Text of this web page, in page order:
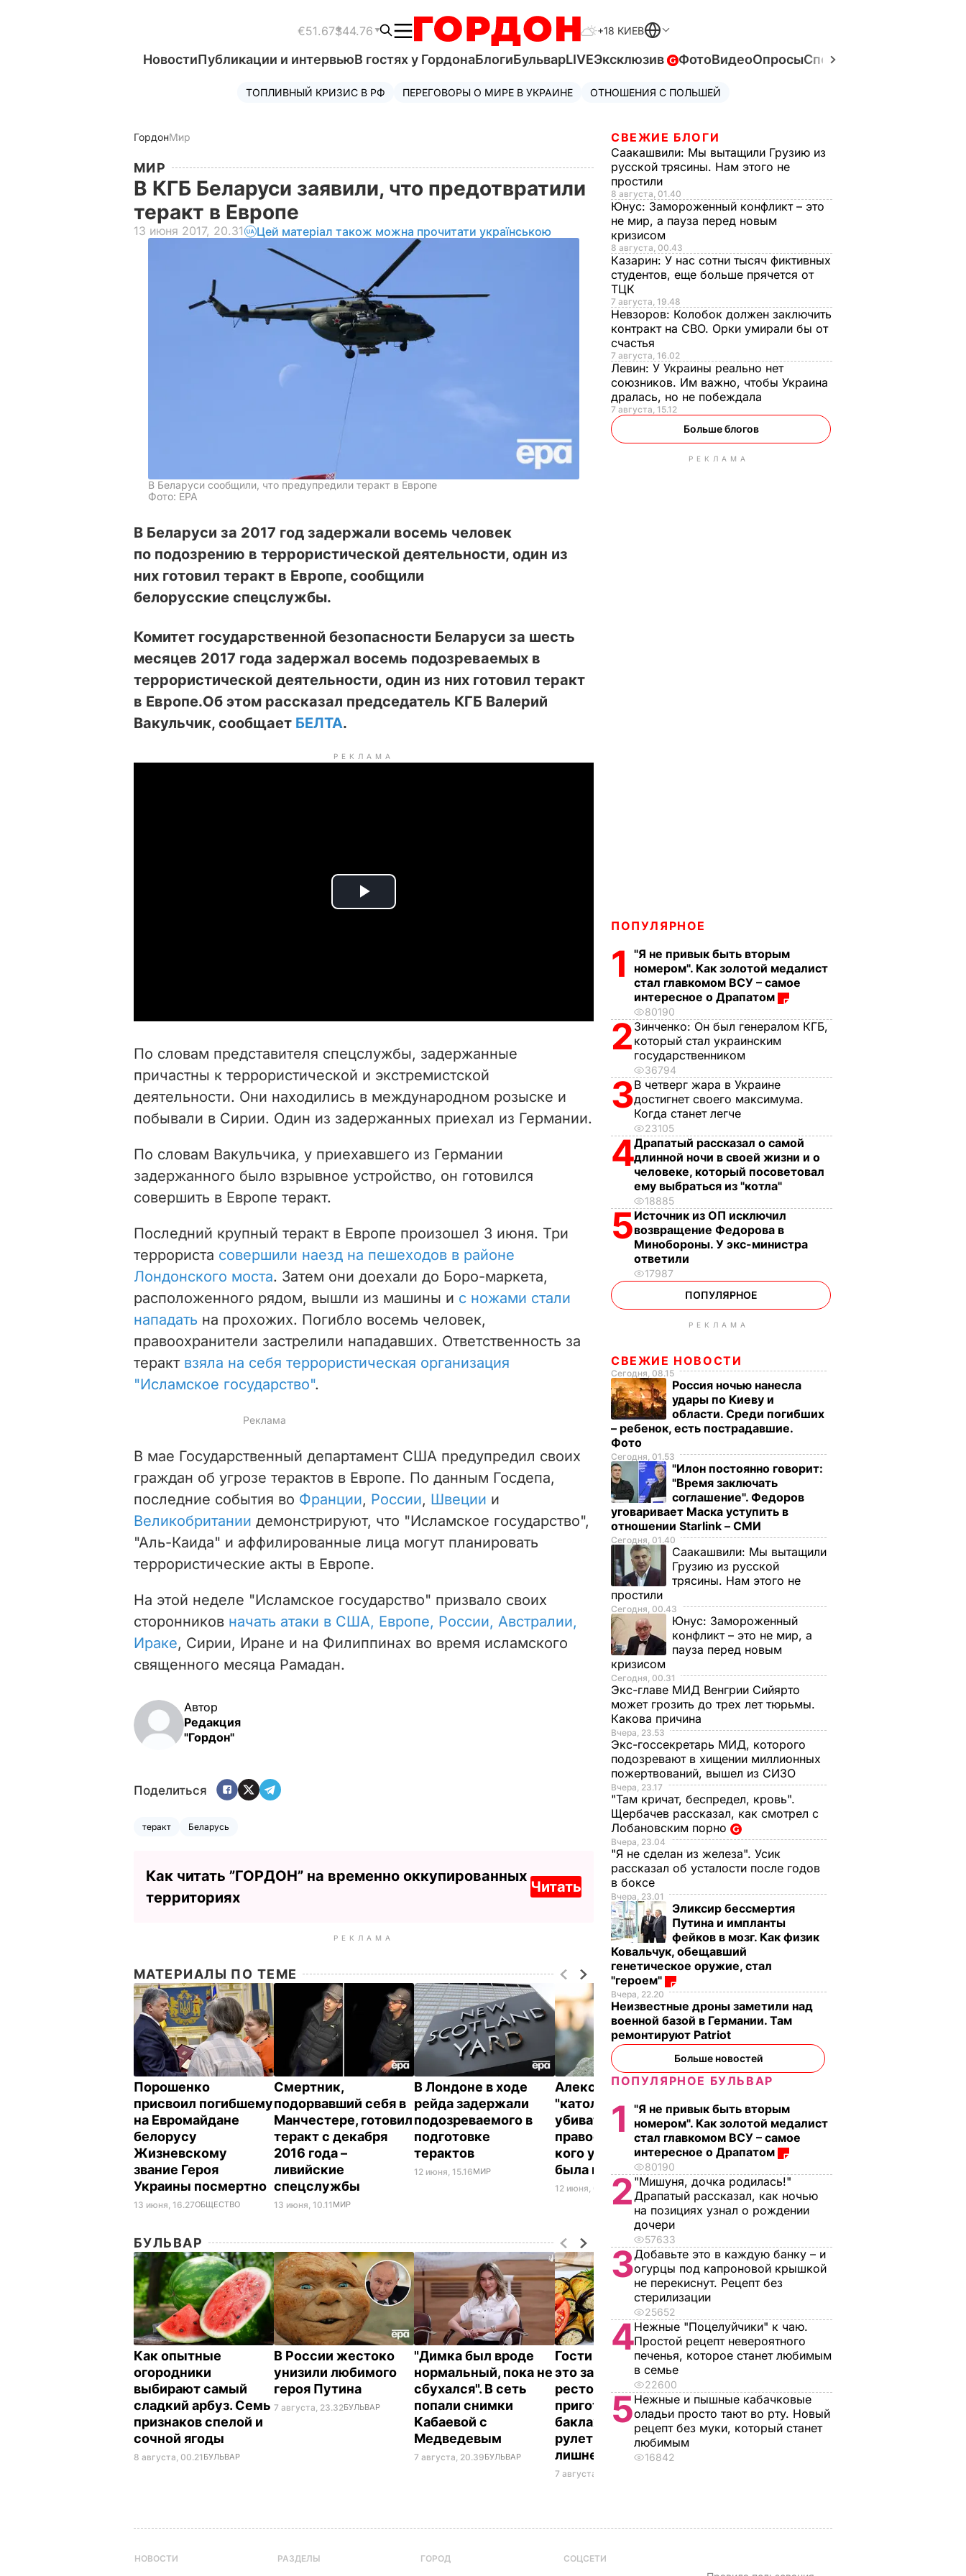
€51.67$44.76 +18 КИЕВ
НовостиПубликации и интервьюВ гостях у ГордонаБлогиБульварLIVEЭксклюзив ФотоВидеоОпросыСпецпроекты
ТОПЛИВНЫЙ КРИЗИС В РФ ПЕРЕГОВОРЫ О МИРЕ В УКРАИНЕ ОТНОШЕНИЯ С ПОЛЬШЕЙ
ГордонМир
МИР
В КГБ Беларуси заявили, что предотвратили
теракт в Европе
13 июня 2017, 20.31 Цей матеріал також можна прочитати українською
В Беларуси сообщили, что предупредили теракт в Европе
Фото: ЕРА
В Беларуси за 2017 год задержали восемь человек
по подозрению в террористической деятельности, один из
них готовил теракт в Европе, сообщили
белорусские спецслужбы.
Комитет государственной безопасности Беларуси за шесть
месяцев 2017 года задержал восемь подозреваемых в
террористической деятельности, один из них готовил теракт
в Европе.Об этом рассказал председатель КГБ Валерий
Вакульчик, сообщает БЕЛТА.
РЕКЛАМА
P
i
d
e
o
По словам представителя спецслужбы, задержанные
причастны к террористической и экстремистской
деятельности. Они находились в международном розыске и
побывали в Сирии. Один из задержанных приехал из Германии.
По словам Вакульчика, у приехавшего из Германии
задержанного было взрывное устройство, он готовился
совершить в Европе теракт.
Последний крупный теракт в Европе произошел 3 июня. Три
террориста совершили наезд на пешеходов в районе
Лондонского моста. Затем они доехали до Боро-маркета,
расположенного рядом, вышли из машины и с ножами стали
нападать на прохожих. Погибло восемь человек,
правоохранители застрелили нападавших. Ответственность за
теракт взяла на себя террористическая организация
"Исламское государство".
В мае Государственный департамент США предупредил своих
граждан об угрозе терактов в Европе. По данным Госдепа,
последние события во Франции, России, Швеции и
Великобритании демонстрируют, что "Исламское государство",
"Аль-Каида" и аффилированные лица могут планировать
террористические акты в Европе.
На этой неделе "Исламское государство" призвало своих
сторонников начать атаки в США, Европе, России, Австралии,
Ираке, Сирии, Иране и на Филиппинах во время исламского
священного месяца Рамадан.
Автор
Редакция
"Гордон"
Поделиться
теракт Беларусь
Как читать ”ГОРДОН” на временно оккупированных
территориях
Читать
РЕКЛАМА
МАТЕРИАЛЫ ПО ТЕМЕ
Порошенко
присвоил погибшему
на Евромайдане
белорусу
Жизневскому
звание Героя
Украины посмертно
13 июня, 16.27ОБЩЕСТВО
Смертник,
подорвавший себя в
Манчестере, готовил
теракт с декабря
2016 года –
ливийские
спецслужбы
13 июня, 10.11 МИР
В Лондоне в ходе
рейда задержали
подозреваемого в
подготовке
терактов
12 июня, 15.16МИР
Алексиевич о фразе
"католики будут
убивать
православных или
кого угодно": Это
была метафора
12 июня, 00.35МИР
Полиция
Манчестера
отпустила всех
задержанных в связи
с терактом на
11 июня, 22.46МИР
БУЛЬВАР
Как опытные
огородники
выбирают самый
сладкий арбуз. Семь
признаков спелой и
сочной ягоды
8 августа, 00.21 БУЛЬВАР
В России жестоко
унизили любимого
героя Путина
7 августа, 23.32БУЛЬВАР
"Димка был вроде
нормальный, пока не
сбухался". В сеть
попали снимки
Кабаевой с
Медведевым
7 августа, 20.39БУЛЬВАР
Гости думают, что
это закуска из
ресторана. Как
приготовить нежные
баклажанные
рулетики без
лишнего жира
7 августа, 20.17
"Ничего навязывать
рассказал, какую
профессию выбрал
его сын
СВЕЖИЕ БЛОГИ
Саакашвили: Мы вытащили Грузию из
русской трясины. Нам этого не
простили
8 августа, 01.40
Юнус: Замороженный конфликт – это
не мир, а пауза перед новым
кризисом
8 августа, 00.43
Казарин: У нас сотни тысяч фиктивных
студентов, еще больше прячется от
ТЦК
7 августа, 19.48
Невзоров: Колобок должен заключить
контракт на СВО. Орки умирали бы от
счастья
7 августа, 16.02
Левин: У Украины реально нет
союзников. Им важно, чтобы Украина
дралась, но не побеждала
7 августа, 15.12
Больше блогов
РЕКЛАМА
ПОПУЛЯРНОЕ
1
"Я не привык быть вторым
номером". Как золотой медалист
стал главкомом ВСУ – самое
интересное о Драпатом
80190
2 Зинченко: Он был генералом КГБ,
который стал украинским
государственником
36794
3В четверг жара в Украине
достигнет своего максимума.
Когда станет легче
23105
4Драпатый рассказал о самой
длинной ночи в своей жизни и о
человеке, который посоветовал
ему выбраться из "котла"
18885
5Источник из ОП исключил
возвращение Федорова в
Минобороны. У экс-министра
ответили
17987
ПОПУЛЯРНОЕ
РЕКЛАМА
СВЕЖИЕ НОВОСТИ
Сегодня, 08.15
Россия ночью нанесла
удары по Киеву и
области. Среди погибших
– ребенок, есть пострадавшие.
Фото
Сегодня, 01.53
"Илон постоянно говорит:
"Время заключать
соглашение". Федоров
уговаривает Маска уступить в
отношении Starlink – СМИ
Сегодня, 01.40
Саакашвили: Мы вытащили
Грузию из русской
трясины. Нам этого не
простили
Сегодня, 00.43
Юнус: Замороженный
конфликт – это не мир, а
пауза перед новым
кризисом
Сегодня, 00.31
Экс-главе МИД Венгрии Сийярто
может грозить до трех лет тюрьмы.
Какова причина
Вчера, 23.53
Экс-госсекретарь МИД, которого
подозревают в хищении миллионных
пожертвований, вышел из СИЗО
Вчера, 23.17
"Там кричат, беспредел, кровь".
Щербачев рассказал, как смотрел с
Лобановским порно
Вчера, 23.04
"Я не сделан из железа". Усик
рассказал об усталости после годов
в боксе
Вчера, 23.01
Эликсир бессмертия
Путина и импланты
фейков в мозг. Как физик
Ковальчук, обещавший
генетическое оружие, стал
"героем"
Вчера, 22.20
Неизвестные дроны заметили над
военной базой в Германии. Там
ремонтируют Patriot
Больше новостей
ПОПУЛЯРНОЕ БУЛЬВАР
1
"Я не привык быть вторым
номером". Как золотой медалист
стал главкомом ВСУ – самое
интересное о Драпатом
80190
2 "Мишуня, дочка родилась!"
Драпатый рассказал, как ночью
на позициях узнал о рождении
дочери
57633
3Добавьте это в каждую банку – и
огурцы под капроновой крышкой
не перекиснут. Рецепт без
стерилизации
25652
4Нежные "Поцелуйчики" к чаю.
Простой рецепт невероятного
печенья, которое станет любимым
в семье
22600
5Нежные и пышные кабачковые
оладьи просто тают во рту. Новый
рецепт без муки, который станет
любимым
16842
НОВОСТИ РАЗДЕЛЫ ГОРОД СОЦСЕТИ